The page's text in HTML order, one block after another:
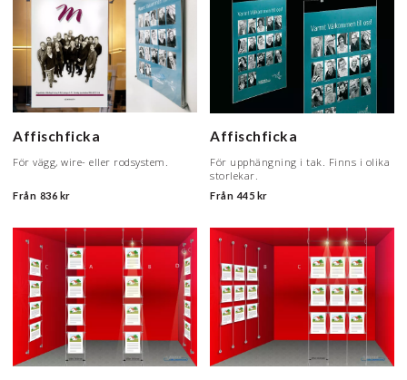
Affischficka
För vägg, wire- eller rodsystem.
Från 836 kr
Affischficka
För upphängning i tak. Finns i olika
storlekar.
Från 445 kr